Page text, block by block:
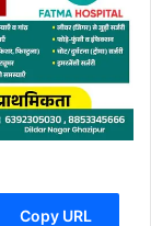
Copy URL